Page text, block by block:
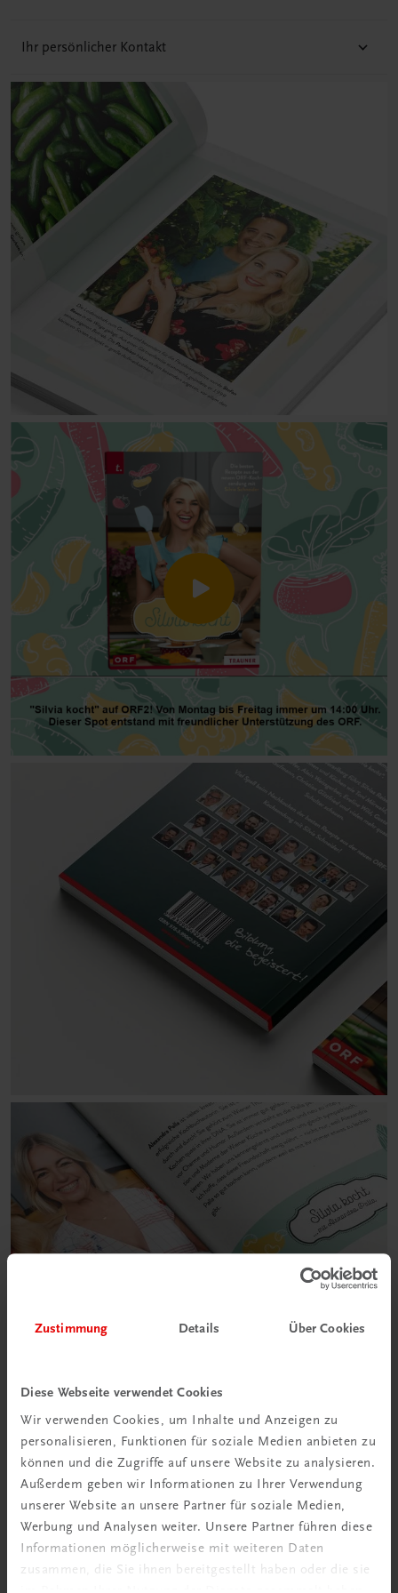
Zustimmung Details Über Cookies
Diese Webseite verwendet Cookies
Wir verwenden Cookies, um Inhalte und Anzeigen zu
personalisieren, Funktionen für soziale Medien anbieten zu
können und die Zugriffe auf unsere Website zu analysieren.
Außerdem geben wir Informationen zu Ihrer Verwendung
unserer Website an unsere Partner für soziale Medien,
Werbung und Analysen weiter. Unsere Partner führen diese
Informationen möglicherweise mit weiteren Daten
zusammen, die Sie ihnen bereitgestellt haben oder die sie
Ihr persönlicher Kontakt